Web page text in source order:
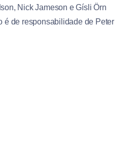
Nick Jameson e Gísli Örn
é de responsabilidade de Peter